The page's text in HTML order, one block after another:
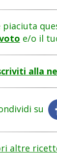
piaciuta
e/o il
alla
su
altre